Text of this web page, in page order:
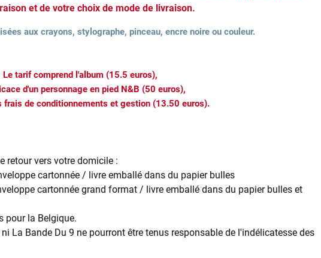
et de votre choix de mode de livraison.
aux crayons, stylographe, pinceau, encre noire ou couleur.
Le tarif comprend l'album (15.5 euros),
d'un personnage en pied N&B (50 euros),
frais de conditionnements et gestion (13.50 euros).
retour vers votre domicile :
cartonnée / livre emballé dans du papier bulles
cartonnée grand format / livre emballé dans du papier bulles et
pour la Belgique.
La Bande Du 9 ne pourront être tenus responsable de l'indélicatesse des